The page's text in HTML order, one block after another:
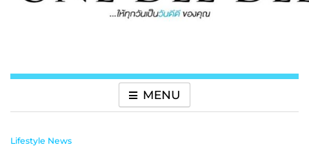
MENU
Lifestyle News